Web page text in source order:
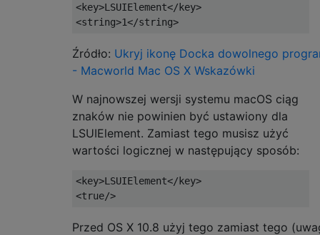
<key>LSUIElement</key>
Źródło: Ukryj ikonę Docka dowolnego
- Macworld Mac OS X Wskazówki
W najnowszej wersji systemu macOS ciąg
znaków nie powinien być ustawiony dla
LSUIElement. Zamiast tego musisz użyć
wartości logicznej w następujący sposób:
<key>LSUIElement</key>
Przed OS X 10.8 użyj tego zamiast tego